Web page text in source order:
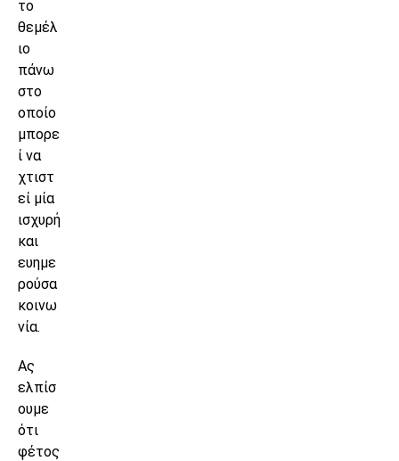
το
θεμέλ
ιο
πάνω
στο
οποίο
μπορε
ί να
χτιστ
εί μία
ισχυρή
και
ευημε
ρούσα
κοινω
νία.
Ας
ελπίσ
ουμε
ότι
φέτος